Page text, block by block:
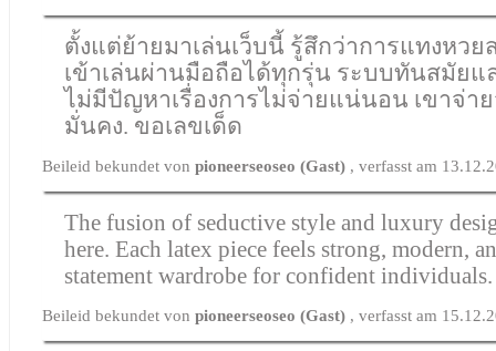
ตั้งแต่ย้ายมาเล่นเว็บนี้ รู้สึกว่าการแทงหว
เข้าเล่นผ่านมือถือได้ทุกรุ่น ระบบทันสมัยแ
ไม่มีปัญหาเรื่องการไม่จ่ายแน่นอน เขาจ่า
มั่นคง. ขอเลขเด็ด
Beileid bekundet vonpioneerseoseo (Gast) , verfasst am
The fusion of seductive style and luxury
here. Each latex piece feels strong, modern,
statement wardrobe for confident
Beileid bekundet vonpioneerseoseo (Gast) , verfasst am